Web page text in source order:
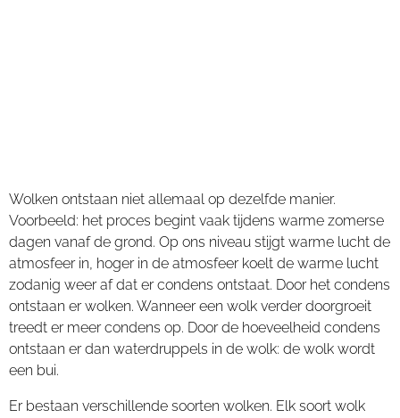
Wolken ontstaan niet allemaal op dezelfde manier.
Voorbeeld: het proces begint vaak tijdens warme zomerse
dagen vanaf de grond. Op ons niveau stijgt warme lucht de
atmosfeer in, hoger in de atmosfeer koelt de warme lucht
zodanig weer af dat er condens ontstaat. Door het condens
ontstaan er wolken. Wanneer een wolk verder doorgroeit
treedt er meer condens op. Door de hoeveelheid condens
ontstaan er dan waterdruppels in de wolk: de wolk wordt
een bui.
Er bestaan verschillende soorten wolken. Elk soort wolk